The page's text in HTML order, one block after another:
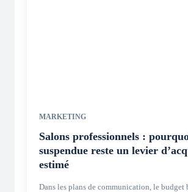
MARKETING
Salons professionnels :
suspendue reste un levier
estimé
Dans les plans de communication, le budget